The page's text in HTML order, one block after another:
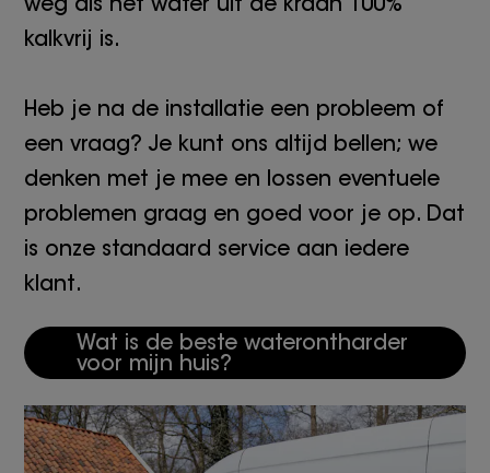
kalkvrij is.
Heb je na de installatie een probleem of
een vraag? Je kunt ons altijd bellen; we
denken met je mee en lossen eventuele
problemen graag en goed voor je op. Dat
is onze standaard service aan iedere
klant.
Wat is de beste waterontharder
voor mijn huis?